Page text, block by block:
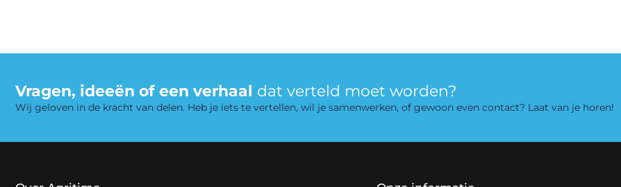
Vragen, ideeën of een verhaal dat verteld moet worden?
Wij geloven in de kracht van delen. Heb je iets te vertellen, wil je samenwerken, of gewoon even contact? Laat van je horen!